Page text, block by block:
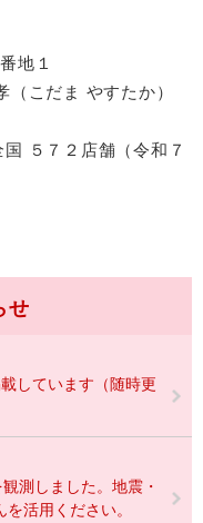
地１
こだま やすたか）
５７２店舗（令和７
せ
しています（随時更
測しました。地震・
活用ください。